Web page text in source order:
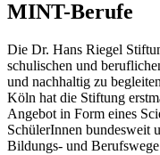
MINT-Berufe
Die Dr. Hans Riegel
schulischen und
und nachhaltig zu
Köln hat die Stiftung
Angebot in Form eines
SchülerInnen bundesweit
Bildungs- und